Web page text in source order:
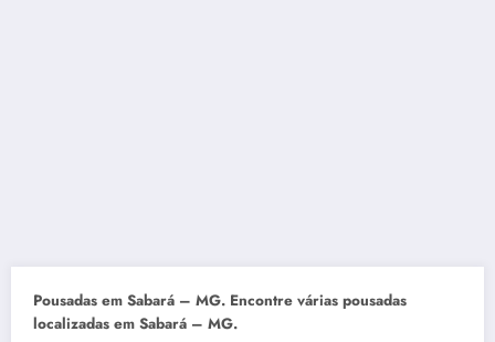
Pousadas em Sabará – MG. Encontre várias pousadas
localizadas em Sabará – MG.